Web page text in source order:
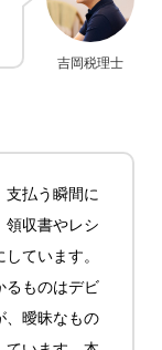
吉岡税理士
支払う瞬間に
領収書やレシ
ています。
るものはデビ
、曖昧なもの